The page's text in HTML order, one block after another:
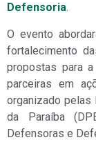
Defensoria.
O evento
fortalecimento
propostas para
parceiras em
organizado pelas
da Paraíba
Defensoras e